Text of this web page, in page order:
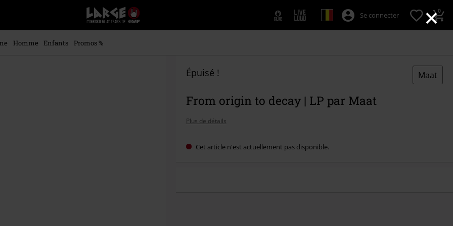
×
EMP
-
Merchandising
Se connecter 0
Homme Enfants
Promos %
Épuisé ! Maat
From origin to decay | LP par Maat
Plus de détails
Cet article n'est actuellement pas disponible.